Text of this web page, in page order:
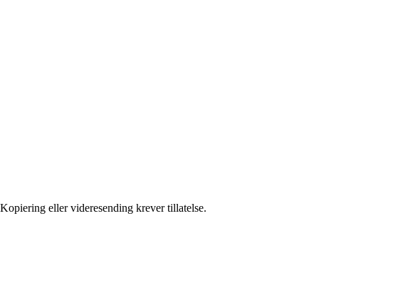
eller videresending krever tillatelse.